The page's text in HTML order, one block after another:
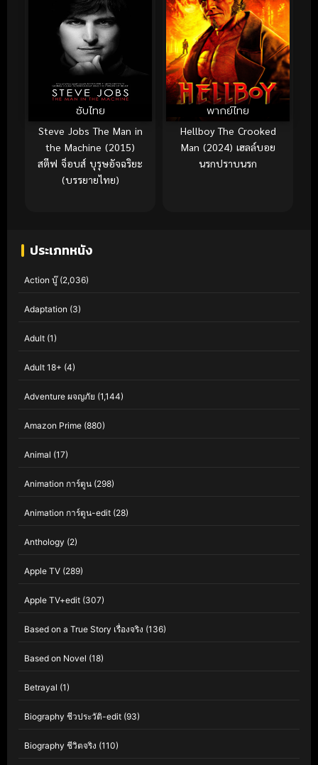
ซับไทย
Steve Jobs The Man in
the Machine (2015)
สตีฟ จ็อบส์ บุรุษอัจฉริยะ
(บรรยายไทย)
พากย์ไทย
Hellboy The Crooked
Man (2024) เฮลล์บอย
นรกปราบนรก
ประเภทหนัง
Action บู๊(2,036)
Adaptation (3)
Adult (1)
Adult 18+ (4)
Adventure ผจญภัย (1,144)
Amazon Prime (880)
Animal (17)
Animation การ์ตูน (298)
Animation การ์ตูน-edit (28)
Anthology (2)
Apple TV (289)
Apple TV+edit (307)
Based on a True Story เรื่องจริง (136)
Based on Novel (18)
Betrayal (1)
Biography ชีวประวัติ-edit (93)
Biography ชีวิตจริง (110)